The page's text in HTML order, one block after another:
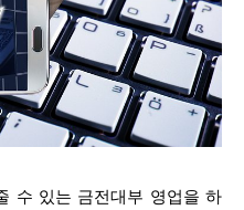
수 있는 금전대부 영업을 하